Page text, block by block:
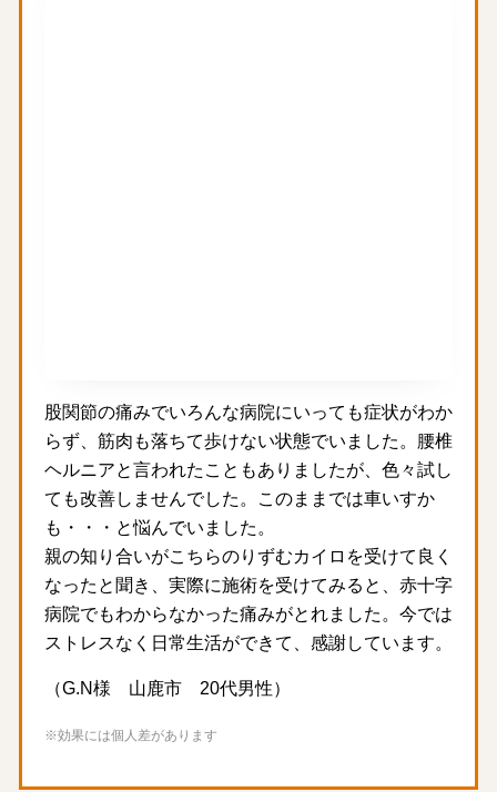
股関節の痛みでいろんな病院にいっても症状がわか
らず、筋肉も落ちて歩けない状態でいました。腰椎
ヘルニアと言われたこともありましたが、色々試し
ても改善しませんでした。このままでは車いすか
も・・・と悩んでいました。
親の知り合いがこちらのりずむカイロを受けて良く
なったと聞き、実際に施術を受けてみると、赤十字
病院でもわからなかった痛みがとれました。今では
ストレスなく日常生活ができて、感謝しています。
（G.N様 山鹿市 20代男性）
※効果には個人差があります